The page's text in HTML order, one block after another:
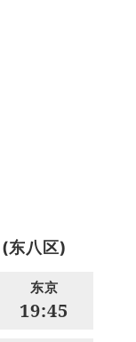
东八区)
东京
19:45